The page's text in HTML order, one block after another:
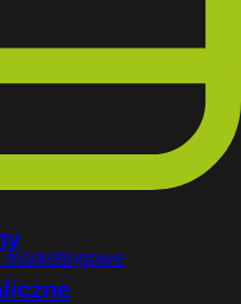
marketingowe